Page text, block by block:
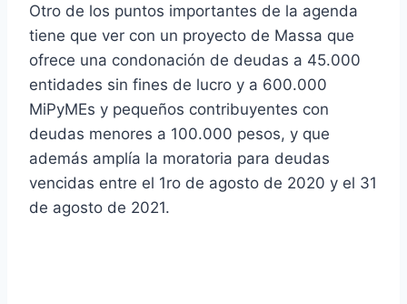
Otro de los puntos importantes de la agenda
tiene que ver con un proyecto de Massa que
ofrece una condonación de deudas a 45.000
entidades sin fines de lucro y a 600.000
MiPyMEs y pequeños contribuyentes con
deudas menores a 100.000 pesos, y que
además amplía la moratoria para deudas
vencidas entre el 1ro de agosto de 2020 y el 31
de agosto de 2021.